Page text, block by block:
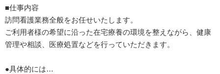
■仕事内容
訪問看護業務全般をお任せいたします。
ご利用者様の希望に沿った在宅療養の環境を整えながら、健康
管理や相談、医療処置などを行っていただきます。
●具体的には…